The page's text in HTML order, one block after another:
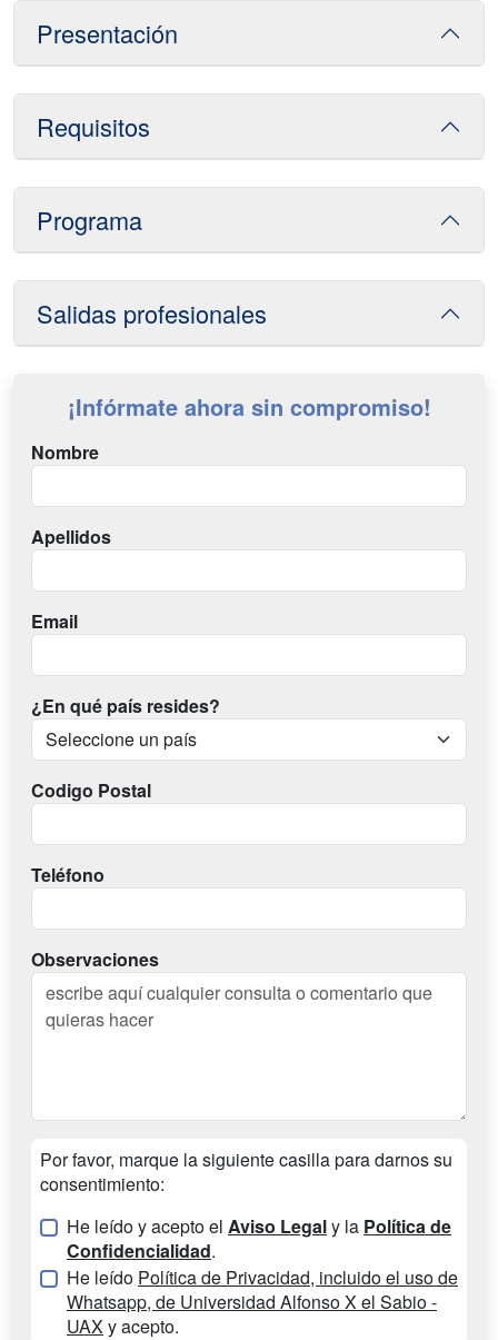
Presentación
Requisitos
Programa
Salidas profesionales
¡Infórmate ahora sin compromiso!
Nombre
Apellidos
Email
¿En qué país resides?
Codigo Postal
Teléfono
Observaciones
Por favor, marque la siguiente casilla para darnos su
consentimiento:
He leído y acepto el Aviso Legaly la Política de
Confidencialidad.
He leído Política de Privacidad, incluido el uso de
Whatsapp, de Universidad Alfonso X el Sabio -
UAX y acepto.